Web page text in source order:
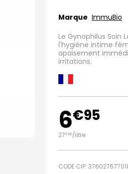
Marque ImmuBio
Le Gynophilus
l'hygiène intime
apaisement
irritations.
6€95
27€80/litre
CODE CIP: